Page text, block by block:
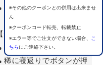
※その他のクーポンとの併用は出来ませ
ん
※クーポンコード転売、転載禁止
※エラー等でご注文ができない場合、
こ
ちらにご連絡下さい。
利き手を気にせず自由に
操作
【デメリット】
電池切れの不安
稀に寝返りでボタンが押